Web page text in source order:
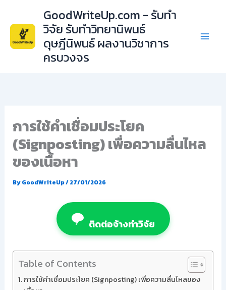
content
GoodWriteUp.com - รับทำ
วิจัย รับทำวิทยานิพนธ์
ดุษฎีนิพนธ์ ผลงานวิชาการ
ครบวงจร
การใช้คำเชื่อมประโยค
(Signposting) เพื่อความลื่นไหล
ของเนื้อหา
ByGoodWriteUp/27/01/2026
ติดต่อจ้างทำวิจัย
Table of Contents
การใช้คำเชื่อมประโยค (Signposting) เพื่อความลื่นไหลของ